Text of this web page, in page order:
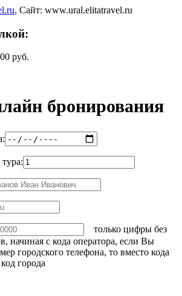
, Сайт: www.ural.elitatravel.ru
руб.
бронирования
только цифры без
начиная с кода оператора, если Вы
городского телефона, то вместо кода
города